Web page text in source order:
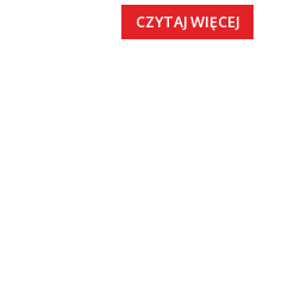
CZYTAJ WIĘCEJ